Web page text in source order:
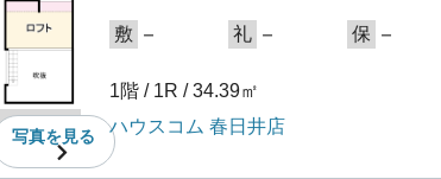
写真を見る
敷 － 礼 － 保 －
1階 / 1R / 34.39㎡
ハウスコム 春日井店